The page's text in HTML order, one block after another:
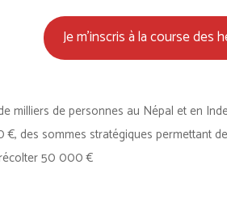
Je m’inscris à la course des
milliers de personnes au Népal et en
des sommes stratégiques permettant
50 000 €